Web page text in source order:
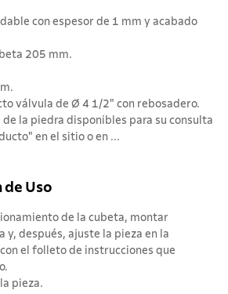
con espesor de 1 mm y acabado
205 mm.
válvula de Ø 4 1/2" con rebosadero.
de la piedra disponibles para su consulta
en el sitio o en ...
de Uso
de la cubeta, montar
y, después, ajuste la pieza en la
el folleto de instrucciones que
pieza.